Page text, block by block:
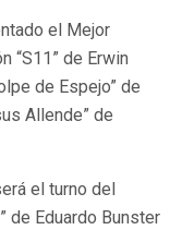
el Mejor
“S11” de Erwin
de Espejo” de
Allende” de
el turno del
de Eduardo Bunster